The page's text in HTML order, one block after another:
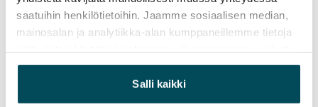
saatuihin henkilötietoihin. Jaamme sosiaalisen median,
mainosalan ja analytiikka-alan kumppaneillemme tietoja
yhdistää näitä tietoja muihin tietoihin, joita olet antanut
heille tai joita on kerätty, kun olet käyttänyt heidän
palvelujaan.
Salli kaikki